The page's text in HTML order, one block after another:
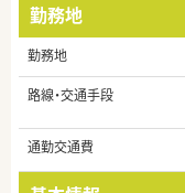
勤務地
勤務地
路線・交通手段
通勤交通費